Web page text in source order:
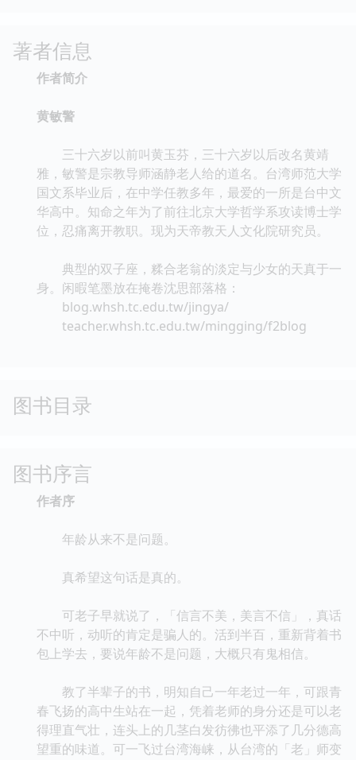
著者信息
作者简介
黄敏警
三十六岁以前叫黄玉芬，三十六岁以后改名黄靖
雅，敏警是宗教导师涵静老人给的道名。台湾师范大学
国文系毕业后，在中学任教多年，最爱的一所是台中文
华高中。知命之年为了前往北京大学哲学系攻读博士学
位，忍痛离开教职。现为天帝教天人文化院研究员。
典型的双子座，糅合老翁的淡定与少女的天真于一
身。闲暇笔墨放在掩卷沈思部落格：
blog.whsh.tc.edu.tw/jingya/
teacher.whsh.tc.edu.tw/mingging/f2blog
图书目录
图书序言
作者序
年龄从来不是问题。
真希望这句话是真的。
可老子早就说了，「信言不美，美言不信」，真话
不中听，动听的肯定是骗人的。活到半百，重新背着书
包上学去，要说年龄不是问题，大概只有鬼相信。
教了半辈子的书，明知自己一年老过一年，可跟青
春飞扬的高中生站在一起，凭着老师的身分还是可以老
得理直气壮，连头上的几茎白发彷彿也平添了几分德高
望重的味道。可一飞过台湾海崃，从台湾的「老」师变